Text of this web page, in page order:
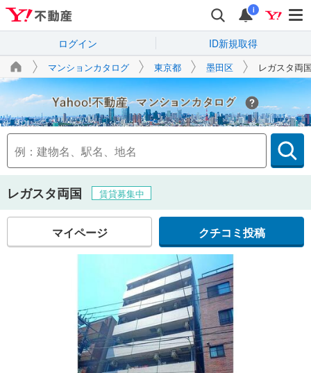
i
ログイン ID新規取得
マンションカタログ 東京都 墨田区 レガスタ両
Yahoo!不動産
レガスタ両国 賃貸募集中
マイページ クチコミ投稿